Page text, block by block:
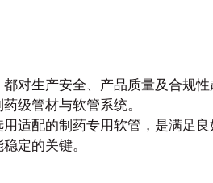
对生产安全、产品质量及合规
级管材与软管系统。
适配的制药专用软管，是满足
定的关键。